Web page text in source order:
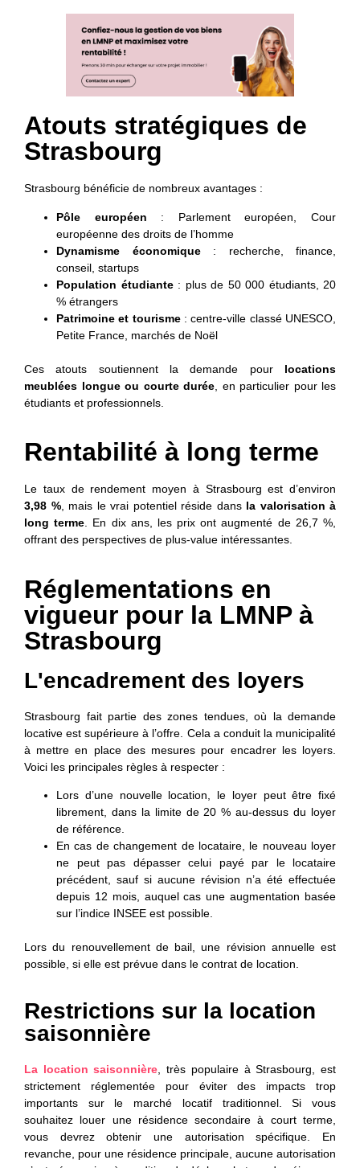
Atouts stratégiques de
Strasbourg
Strasbourg bénéficie de nombreux avantages :
Pôle européen : Parlement européen, Cour
européenne des droits de l’homme
Dynamisme économique: recherche, finance,
conseil, startups
Population étudiante: plus de 50 000 étudiants, 20
% étrangers
Patrimoine et tourisme: centre-ville classé UNESCO,
Petite France, marchés de Noël
Ces atouts soutiennent la demande pour locations
meublées longue ou courte durée , en particulier pour les
étudiants et professionnels.
Rentabilité à long terme
Le taux de rendement moyen à Strasbourg est d’environ
3,98 %, mais le vrai potentiel réside dans la valorisation à
long terme . En dix ans, les prix ont augmenté de 26,7 %,
offrant des perspectives de plus-value intéressantes.
Réglementations en
vigueur pour la LMNP à
Strasbourg
L'encadrement des loyers
Strasbourg fait partie des zones tendues, où la demande
locative est supérieure à l’offre. Cela a conduit la municipalité
à mettre en place des mesures pour encadrer les loyers.
Voici les principales règles à respecter :
Lors d’une nouvelle location, le loyer peut être fixé
librement, dans la limite de 20 % au-dessus du loyer
de référence.
En cas de changement de locataire, le nouveau loyer
ne peut pas dépasser celui payé par le locataire
précédent, sauf si aucune révision n’a été effectuée
depuis 12 mois, auquel cas une augmentation basée
sur l’indice INSEE est possible.
Lors du renouvellement de bail, une révision annuelle est
possible, si elle est prévue dans le contrat de location.
Restrictions sur la location
saisonnière
La location saisonnière, très populaire à Strasbourg, est
strictement réglementée pour éviter des impacts trop
importants sur le marché locatif traditionnel. Si vous
souhaitez louer une résidence secondaire à court terme,
vous devrez obtenir une autorisation spécifique. En
revanche, pour une résidence principale, aucune autorisation